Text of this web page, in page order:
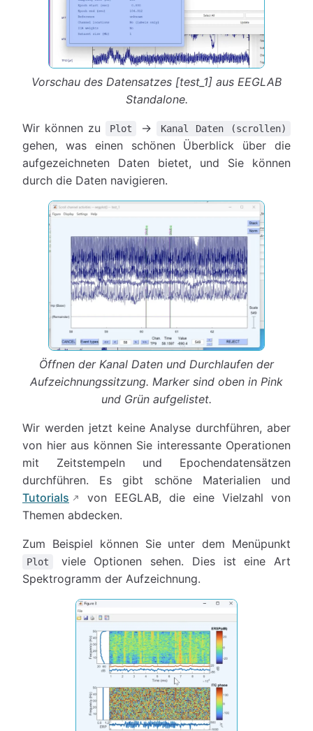
Vorschau des Datensatzes [test_1] aus EEGLAB
Standalone.
Wir können zu Plot → Kanal Daten (scrollen)
gehen, was einen schönen Überblick über die
aufgezeichneten Daten bietet, und Sie können
durch die Daten navigieren.
Öffnen der Kanal Daten und Durchlaufen der
Aufzeichnungssitzung. Marker sind oben in Pink
und Grün aufgelistet.
Wir werden jetzt keine Analyse durchführen, aber
von hier aus können Sie interessante Operationen
mit Zeitstempeln und Epochendatensätzen
durchführen. Es gibt schöne Materialien und
Tutorials
von EEGLAB, die eine Vielzahl von
Themen abdecken.
Zum Beispiel können Sie unter dem Menüpunkt
Plot
viele Optionen sehen. Dies ist eine Art
Spektrogramm der Aufzeichnung.